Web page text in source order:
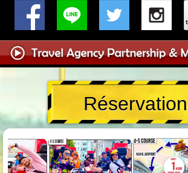
Réservation